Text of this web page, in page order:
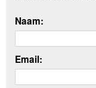
Naam:
Email: